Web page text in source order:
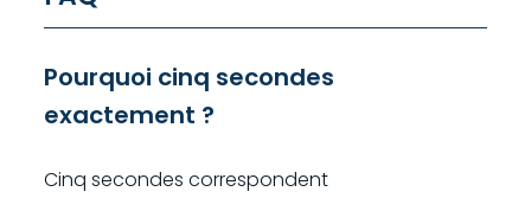
Pourquoi cinq secondes
exactement ?
Cinq secondes correspondent